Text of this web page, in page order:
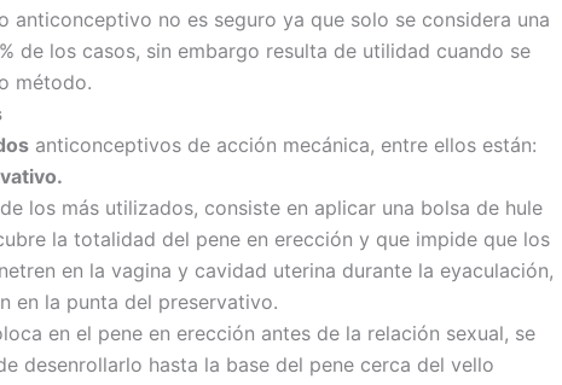
anticonceptivo no es seguro ya que solo se considera una
de los casos, sin embargo resulta de utilidad cuando se
método.
anticonceptivos de acción mecánica, entre ellos están:
los más utilizados, consiste en aplicar una bolsa de hule
la totalidad del pene en erección y que impide que los
en la vagina y cavidad uterina durante la eyaculación,
en la punta del preservativo.
en el pene en erección antes de la relación sexual, se
desenrollarlo hasta la base del pene cerca del vello